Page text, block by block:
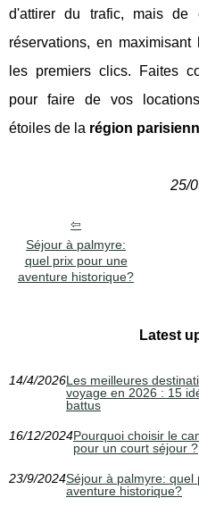
d'attirer du trafic, mais de
réservations, en
les premiers clics. Faites
pour faire de vos
étoiles de la région
25/
Séjour à palmyre:
quel prix pour une
aventure historique?
Latest
14/4/2026Les meilleures
voyage en 2026 : 15
battus
16/12/2024Pourquoi choisir le
pour un court séjour ?
23/9/2024Séjour à palmyre: quel
aventure historique?